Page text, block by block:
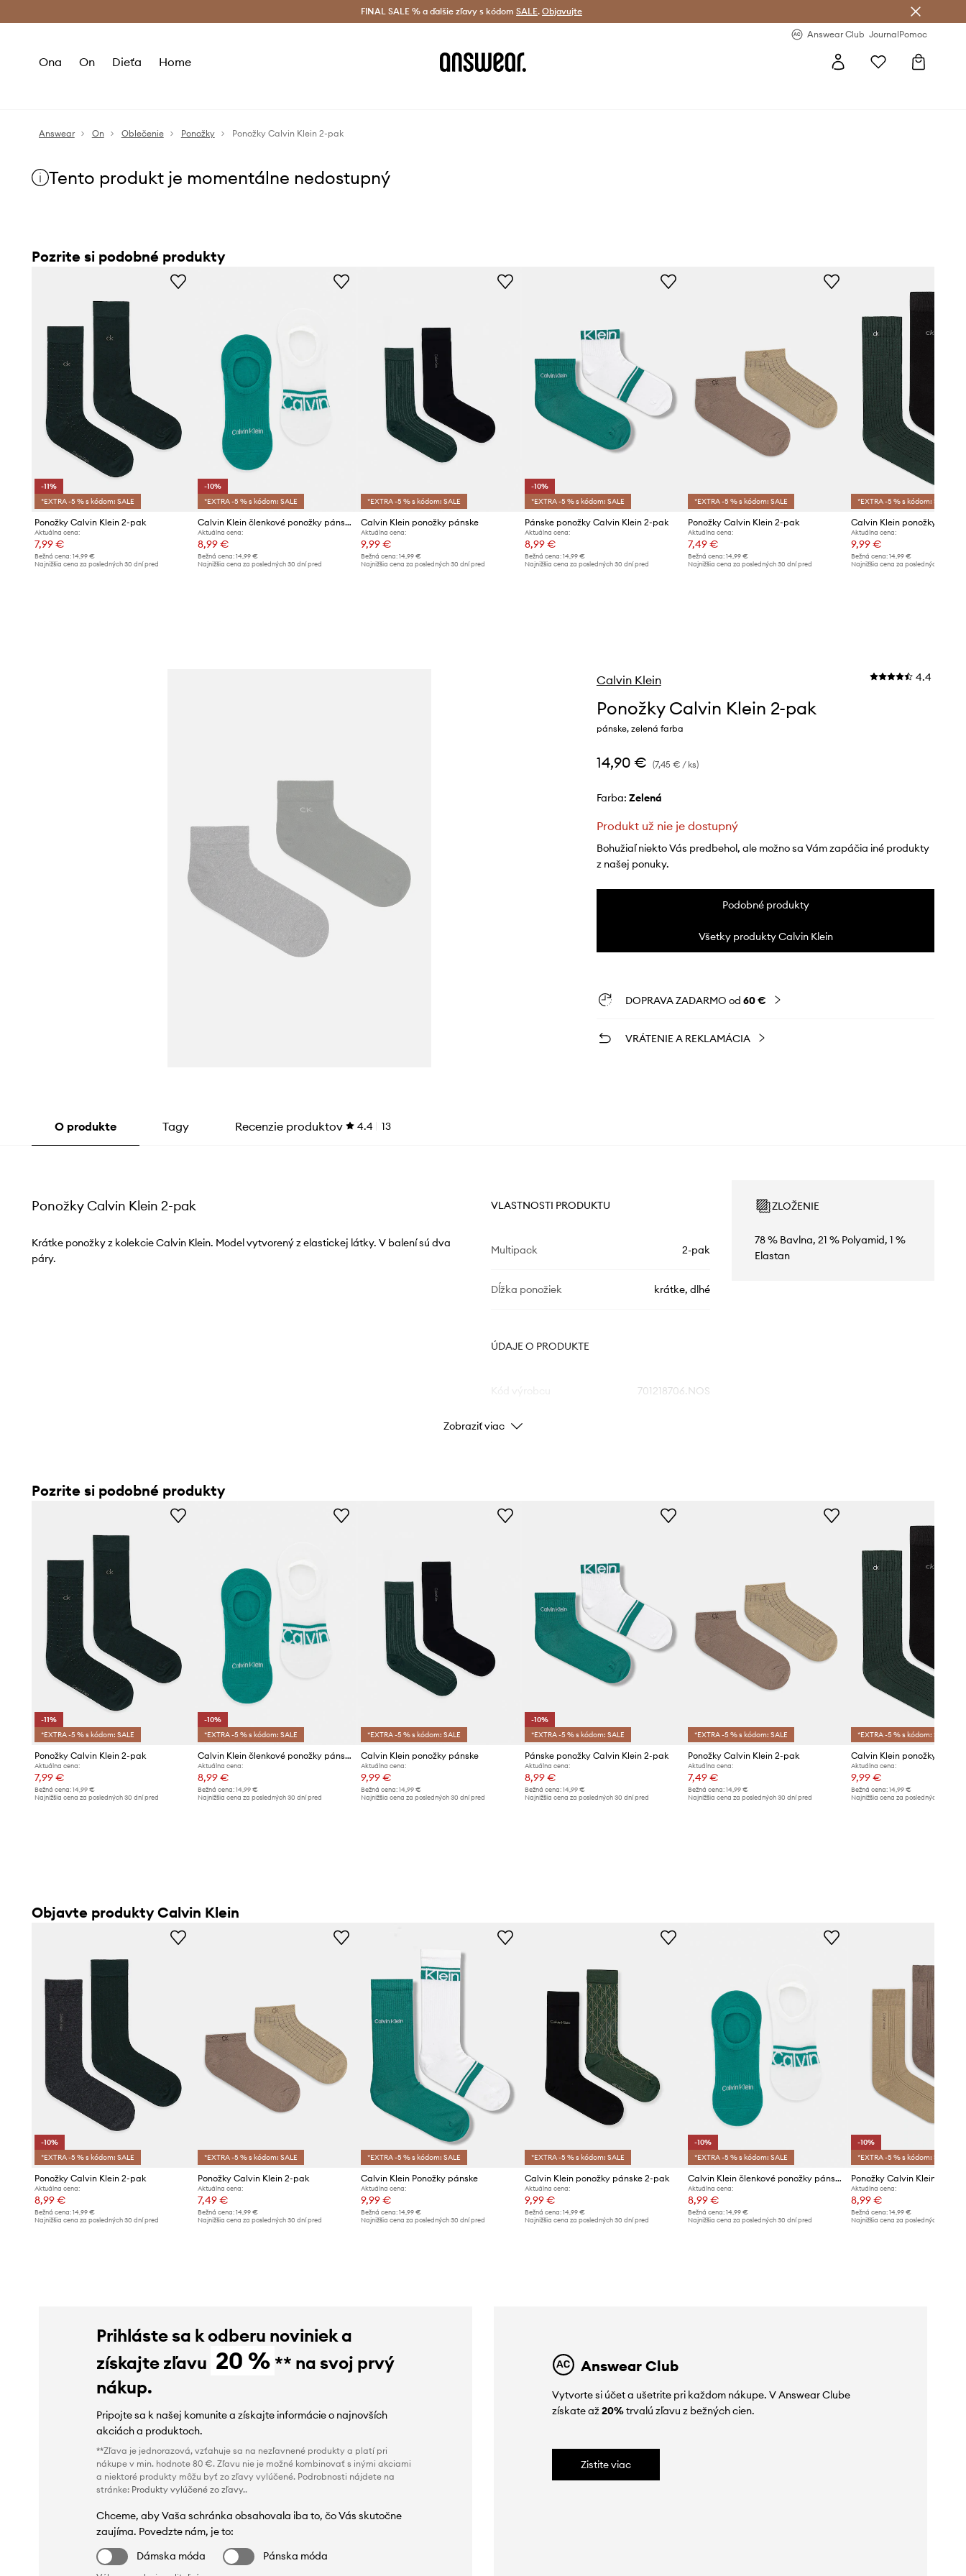
Bezplatná doprava od 60 € > Doručenie aj do 24 h >
FINAL SALE % a ďalšie zľavy s kódom SALE. Objavujte
Answear Club JournalPomoc
Ona On Dieťa Home
Answear On Oblečenie Ponožky Ponožky Calvin Klein 2-pak
Tento produkt je momentálne nedostupný
Pozrite si podobné produkty
-11%
*EXTRA -5 % s kódom: SALE
Ponožky Calvin Klein 2-pak
Aktuálna cena:
7,99 €
Bežná cena: 14,99 €
Najnižšia cena za posledných 30 dní pred
-10%
*EXTRA -5 % s kódom: SALE
Calvin Klein členkové ponožky pánske
Aktuálna cena:
8,99 €
Bežná cena:14,99 €
Najnižšia cena za posledných 30 dní pred
*EXTRA -5 % s kódom: SALE
Calvin Klein ponožky pánske
Aktuálna cena:
9,99 €
Bežná cena: 14,99 €
Najnižšia cena za posledných 30 dní pred
-10%
*EXTRA -5 % s kódom: SALE
Pánske ponožky Calvin Klein 2-pak
Aktuálna cena:
8,99 €
Bežná cena: 14,99 €
Najnižšia cena za posledných 30 dní pred
*EXTRA -5 % s kódom: SALE
Ponožky Calvin Klein 2-pak
Aktuálna cena:
7,49 €
Bežná cena:14,99 €
Najnižšia cena za posledných 30 dní pred
*EXTRA -5 % s kódom: SALE
Calvin Klein ponožky
Aktuálna cena:
9,99 €
Bežná cena: 14,99 €
Najnižšia cena za posledných 30 dní
Calvin Klein 4.4
Ponožky Calvin Klein 2-pak
pánske, zelená farba
14,90 € (7,45 € / ks)
Farba: zelená
Produkt už nie je dostupný
Bohužiaľ niekto Vás predbehol, ale možno sa Vám zapáčia iné produkty
z našej ponuky.
Podobné produkty
Všetky produkty Calvin Klein
DOPRAVA ZADARMO od 60 €
VRÁTENIE A REKLAMÁCIA
O produkte Tagy Recenzie produktov 4.4 13
Ponožky Calvin Klein 2-pak
Krátke ponožky z kolekcie Calvin Klein. Model vytvorený z elastickej látky. V balení sú dva
páry.
VLASTNOSTI PRODUKTU
Multipack 2-pak
Dĺžka ponožiek krátke, dlhé
ÚDAJE O PRODUKTE
701218706.NOS
Farba
Výrobca
ZLOŽENIE
78 % Bavlna, 21 % Polyamid, 1 %
Elastan
Zobraziť viac
Pozrite si podobné produkty
-11%
*EXTRA -5 % s kódom: SALE
Ponožky Calvin Klein 2-pak
Aktuálna cena:
7,99 €
Bežná cena: 14,99 €
Najnižšia cena za posledných 30 dní pred
-10%
*EXTRA -5 % s kódom: SALE
Calvin Klein členkové ponožky pánske
Aktuálna cena:
8,99 €
Bežná cena:14,99 €
Najnižšia cena za posledných 30 dní pred
*EXTRA -5 % s kódom: SALE
Calvin Klein ponožky pánske
Aktuálna cena:
9,99 €
Bežná cena: 14,99 €
Najnižšia cena za posledných 30 dní pred
-10%
*EXTRA -5 % s kódom: SALE
Pánske ponožky Calvin Klein 2-pak
Aktuálna cena:
8,99 €
Bežná cena: 14,99 €
Najnižšia cena za posledných 30 dní pred
*EXTRA -5 % s kódom: SALE
Ponožky Calvin Klein 2-pak
Aktuálna cena:
7,49 €
Bežná cena:14,99 €
Najnižšia cena za posledných 30 dní pred
*EXTRA -5 % s kódom: SALE
Calvin Klein ponožky
Aktuálna cena:
9,99 €
Bežná cena: 14,99 €
Najnižšia cena za posledných 30 dní
Objavte produkty Calvin Klein
-10%
*EXTRA -5 % s kódom: SALE
Ponožky Calvin Klein 2-pak
Aktuálna cena:
8,99 €
Bežná cena: 14,99 €
Najnižšia cena za posledných 30 dní pred
*EXTRA -5 % s kódom: SALE
Ponožky Calvin Klein 2-pak
Aktuálna cena:
7,49 €
Bežná cena:14,99 €
Najnižšia cena za posledných 30 dní pred
*EXTRA -5 % s kódom: SALE
Calvin Klein Ponožky pánske
Aktuálna cena:
9,99 €
Bežná cena: 14,99 €
Najnižšia cena za posledných 30 dní pred
*EXTRA -5 % s kódom: SALE
Calvin Klein ponožky pánske 2-pak
Aktuálna cena:
9,99 €
Bežná cena: 14,99 €
Najnižšia cena za posledných 30 dní pred
-10%
*EXTRA -5 % s kódom: SALE
Calvin Klein členkové ponožky pánske
Aktuálna cena:
8,99 €
Bežná cena:14,99 €
Najnižšia cena za posledných 30 dní pred
-10%
*EXTRA -5 % s kódom: SALE
Ponožky Calvin Klein 2-pak
Aktuálna cena:
8,99 €
Bežná cena: 14,99 €
Najnižšia cena za posledných 30 dní
Prihláste sa k odberu noviniek a
získajte zľavu 20 % ** na svoj prvý
nákup.
Pripojte sa k našej komunite a získajte informácie o najnovších
akciách a produktoch.
**Zľava je jednorazová, vzťahuje sa na nezľavnené produkty a platí pri
nákupe v min. hodnote 80 €. Zľavu nie je možné kombinovať s inými akciami
a niektoré produkty môžu byť zo zľavy vylúčené. Podrobnosti nájdete na
stránke: Produkty vylúčené zo zľavy..
Chceme, aby Vaša schránka obsahovala iba to, čo Vás skutočne
zaujíma. Povedzte nám, je to:
Dámska móda
Pánska móda
Answear Club
Vytvorte si účet a ušetrite pri každom nákupe. V Answear Clube
získate až20%trvalú zľavu z bežných cien.
Zistite viac